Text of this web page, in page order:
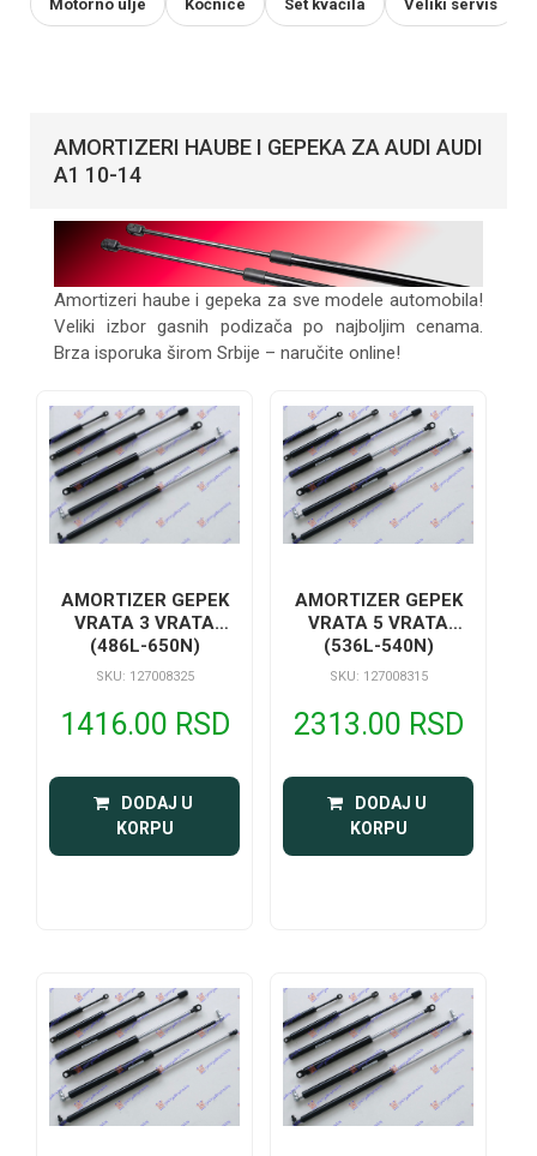
Motorno ulje Kočnice Set kvačila Veliki servis
AMORTIZERI HAUBE I GEPEKA ZA AUDI AUDI
A1 10-14
Amortizeri haube i gepeka za sve modele automobila!
Veliki izbor gasnih podizača po najboljim cenama.
Brza isporuka širom Srbije – naručite online!
AMORTIZER GEPEK
VRATA 3 VRATA
(486L-650N)
SKU: 127008325
1416.00 RSD
DODAJ U
KORPU
AMORTIZER GEPEK
VRATA 5 VRATA
(536L-540N)
SKU: 127008315
2313.00 RSD
DODAJ U
KORPU